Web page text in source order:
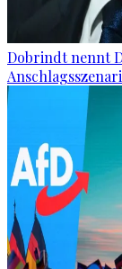
Dobrindt nennt